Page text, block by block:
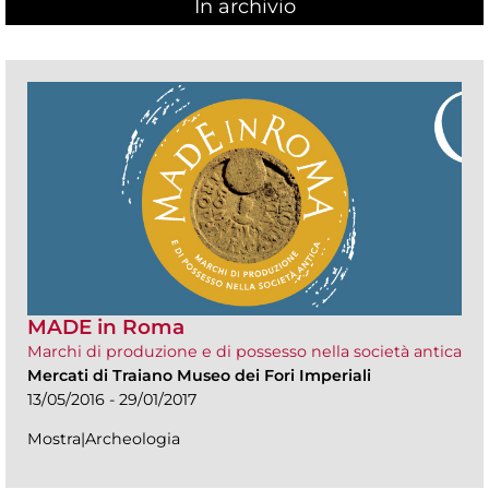
In archivio
MADE in Roma
Marchi di produzione e di possesso nella società antica
Mercati di Traiano Museo dei Fori Imperiali
13/05/2016 - 29/01/2017
Mostra|Archeologia